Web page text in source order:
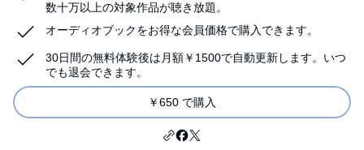
数十万以上の対象作品が聴き放題。
オーディオブックをお得な会員価格で購入できます。
30日間の無料体験後は月額￥1500で自動更新します。いつ
でも退会できます。
￥650 で購入